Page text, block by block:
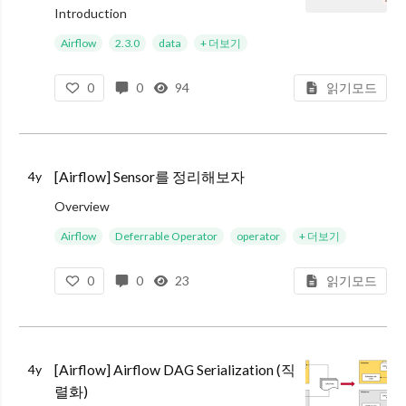
Introduction
최근 사내에서 사용하는 몇몇 Airflow 클러스터 관리를 담당하게 되면서 Airflow 2.3.0으로의 버전업을 진행하게 되었습니다. 사실 이전에 다뤘던 두 포스트도 그 일환으로 작성했던 내용이네요 ㅎㅎ
Airflow 2.3.0 data + 더보기
0 0 94 읽기모드
4y [Airflow] Sensor를 정리해보자
Overview
최근 들어 Airflow를 적극적으로 다루는 일이 많아지다보니, 여러 요구사항을 만나게 되는데요. Airflow 자체적으로 제공하지 않는 스케줄링 처리, 특정 파일 및 조건을 만족할 때까지 대기하는 구간 등을 정의
Airflow Deferrable Operator operator + 더보기
0 0 23 읽기모드
4y
[Airflow] Airflow DAG Serialization (직
렬화)